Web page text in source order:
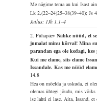
Me nägime tema au kui Isast
Lk 2,(22–24)25–38(39–40); Js
Jutlus: 1Jh 1,1–4
2. PühapäevNähke nüüd, et
jumalat minu kõrval! Mina
parandan ega ole kedagi,
Kui me elame, siis elame
Issandale. Kas me nüüd
14,8
Hea on mõelda ja uskuda, et
olemas ühtegi jõudu, mis
ise lahti ei lase. Aita, Issand,